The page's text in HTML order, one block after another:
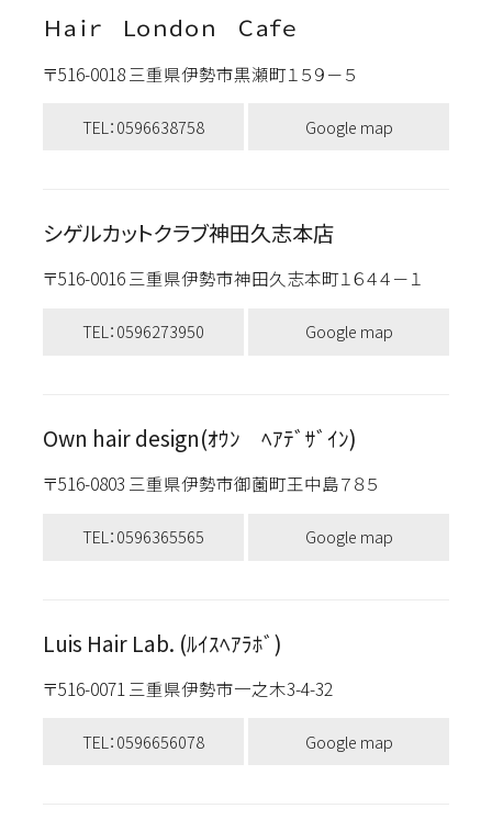
Ｈａｉｒ Ｌｏｎｄｏｎ Ｃａｆｅ
〒516-0018 三重県伊勢市黒瀬町１５９－５
TEL：0596638758 Google map
シゲルカットクラブ神田久志本店
〒516-0016 三重県伊勢市神田久志本町１６４４－１
TEL：0596273950 Google map
Own hair design(ｵｳﾝ ﾍｱﾃﾞｻﾞｲﾝ)
〒516-0803 三重県伊勢市御薗町王中島７８５
TEL：0596365565 Google map
Luis Hair Lab. (ﾙｲｽﾍｱﾗﾎﾞ)
〒516-0071 三重県伊勢市一之木3-4-32
TEL：0596656078 Google map